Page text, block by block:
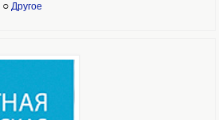
○ Другое